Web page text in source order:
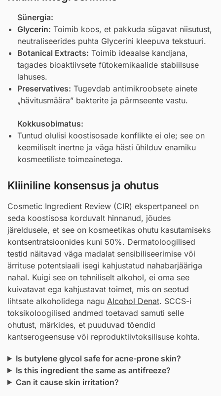
Sünergia:
Glycerin: Toimib koos, et pakkuda sügavat niisutust,
neutraliseerides puhta Glycerini kleepuva tekstuuri.
Botanical Extracts: Toimib ideaalse kandjana,
tagades bioaktiivsete fütokemikaalide stabiilsuse
lahuses.
Preservatives: Tugevdab antimikroobsete ainete
„hävitusmäära” bakterite ja pärmseente vastu.
Kokkusobimatus:
Tuntud olulisi koostisosade konflikte ei ole; see on
keemiliselt inertne ja väga hästi ühilduv enamiku
kosmeetiliste toimeainetega.
Kliiniline konsensus ja ohutus
Cosmetic Ingredient Review (CIR) ekspertpaneel on
seda koostisosa korduvalt hinnanud, jõudes
järeldusele, et see on kosmeetikas ohutu kasutamiseks
kontsentratsioonides kuni 50%. Dermatoloogilised
testid näitavad väga madalat sensibiliseerimise või
ärrituse potentsiaali isegi kahjustatud nahabarjääriga
nahal. Kuigi see on tehniliselt alkohol, ei oma see
kuivatavat ega kahjustavat toimet, mis on seotud
lihtsate alkoholidega nagu Alcohol Denat. SCCS-i
toksikoloogilised andmed toetavad samuti selle
ohutust, märkides, et puuduvad tõendid
kantserogeensuse või reproduktiivtoksilisuse kohta.
Is butylene glycol safe for acne-prone skin?
Is this ingredient the same as antifreeze?
Can it cause skin irritation?